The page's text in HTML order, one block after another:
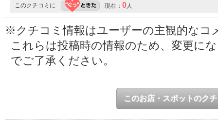
このクチコミに 現在： 0 人
※クチコミ情報はユーザーの主観的なコ
これらは投稿時の情報のため、変更に
でご了承ください。
このお店・スポットのク